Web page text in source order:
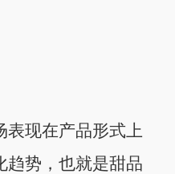
现在产品形式上
趋势，也就是甜品